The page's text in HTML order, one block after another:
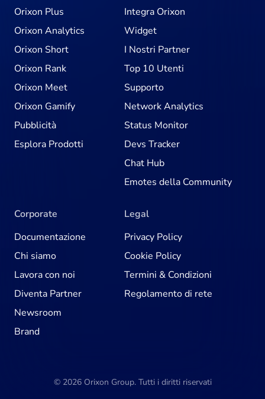
Orixon Plus
Orixon Analytics
Orixon Short
Orixon Rank
Orixon Meet
Orixon Gamify
Pubblicità
Esplora Prodotti
Integra Orixon
Widget
I Nostri Partner
Top 10 Utenti
Supporto
Network Analytics
Status Monitor
Devs Tracker
Chat Hub
Emotes della Community
Corporate
Documentazione
Chi siamo
Lavora con noi
Diventa Partner
Newsroom
Brand
Legal
Privacy Policy
Cookie Policy
Termini & Condizioni
Regolamento di rete
© 2026 Orixon Group. Tutti i diritti riservati